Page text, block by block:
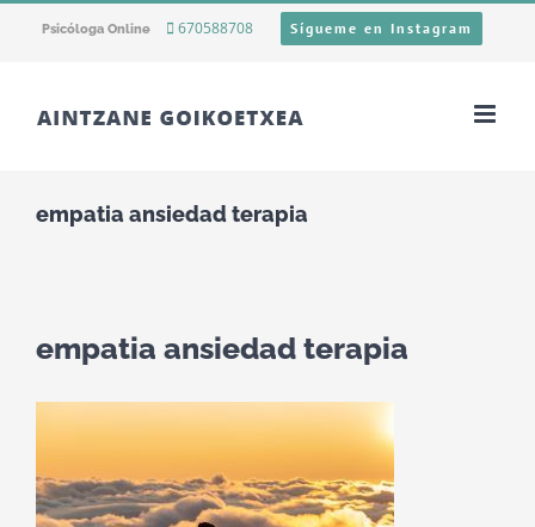
Psicóloga Online 670588708 Sígueme en Instagram
empatia ansiedad terapia
empatia ansiedad terapia